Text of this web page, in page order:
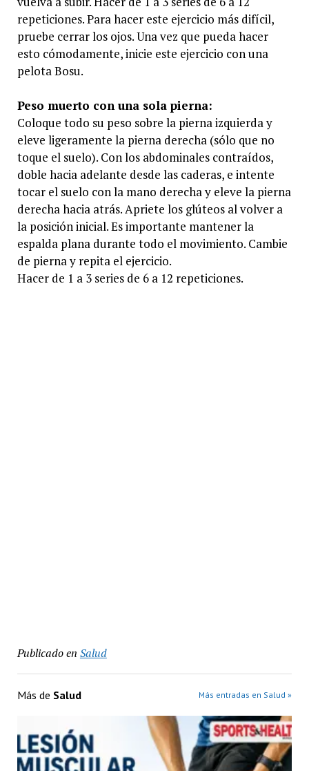
repeticiones. Para hacer este ejercicio más difícil,
pruebe cerrar los ojos. Una vez que pueda hacer
esto cómodamente, inicie este ejercicio con una
pelota Bosu.
Peso muerto con una sola pierna:
Coloque todo su peso sobre la pierna izquierda y
eleve ligeramente la pierna derecha (sólo que no
toque el suelo). Con los abdominales contraídos,
doble hacia adelante desde las caderas, e intente
tocar el suelo con la mano derecha y eleve la pierna
derecha hacia atrás. Apriete los glúteos al volver a
la posición inicial. Es importante mantener la
espalda plana durante todo el movimiento. Cambie
de pierna y repita el ejercicio.
Hacer de 1 a 3 series de 6 a 12 repeticiones.
Publicado en Salud
Más de Salud Más entradas en Salud »